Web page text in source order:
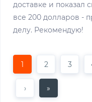
доставке и показал
все 200 долларов -
делу. Рекомендую!
1 2 3
› »